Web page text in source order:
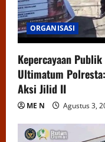
ORGANISASI
Kepercayaan
Ultimatum
Aksi Jilid II
ME N Agustus 3,